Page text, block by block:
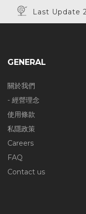
Last Update
GENERAL
關於我們
- 經營理念
使用條款
私隱政策
Careers
FAQ
Contact us